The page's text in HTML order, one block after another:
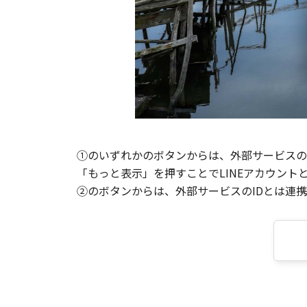
①のいずれかのボタンからは、外部サービス
「もっと表示」を押すことでLINEアカウント
②のボタンからは、外部サービスのIDとは連